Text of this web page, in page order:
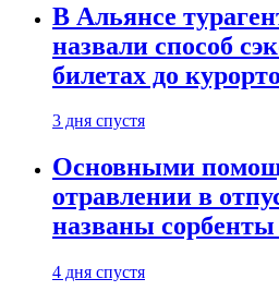
В Альянсе
назвали способ
билетах до
3 дня спустя
Основными
отравлении в
названы сорбенты
4 дня спустя